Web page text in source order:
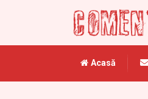
Acasă